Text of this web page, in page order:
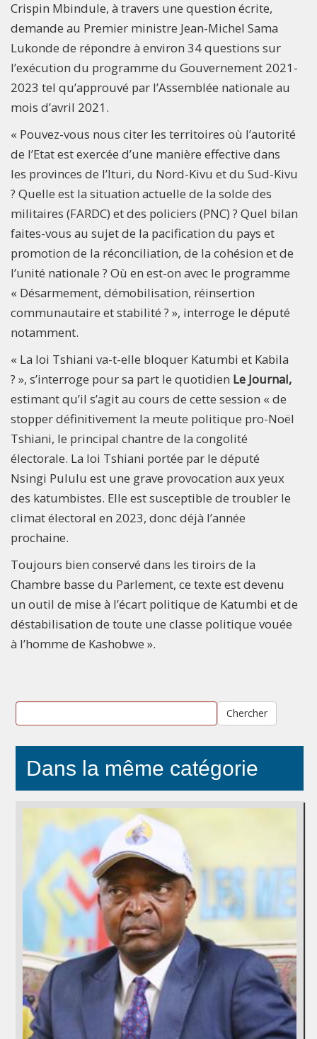
Crispin Mbindule, à travers une question écrite,
demande au Premier ministre Jean-Michel Sama
Lukonde de répondre à environ 34 questions sur
l’exécution du programme du Gouvernement 2021-
2023 tel qu’approuvé par l’Assemblée nationale au
mois d’avril 2021.
« Pouvez-vous nous citer les territoires où l’autorité
de l’Etat est exercée d’une manière effective dans
les provinces de l’Ituri, du Nord-Kivu et du Sud-Kivu
? Quelle est la situation actuelle de la solde des
militaires (FARDC) et des policiers (PNC) ? Quel bilan
faites-vous au sujet de la pacification du pays et
promotion de la réconciliation, de la cohésion et de
l’unité nationale ? Où en est-on avec le programme
« Désarmement, démobilisation, réinsertion
communautaire et stabilité ? », interroge le député
notamment.
« La loi Tshiani va-t-elle bloquer Katumbi et Kabila
? », s’interroge pour sa part le quotidien Le Journal,
estimant qu’il s’agit au cours de cette session « de
stopper définitivement la meute politique pro-Noël
Tshiani, le principal chantre de la congolité
électorale. La loi Tshiani portée par le député
Nsingi Pululu est une grave provocation aux yeux
des katumbistes. Elle est susceptible de troubler le
climat électoral en 2023, donc déjà l’année
prochaine.
Toujours bien conservé dans les tiroirs de la
Chambre basse du Parlement, ce texte est devenu
un outil de mise à l’écart politique de Katumbi et de
déstabilisation de toute une classe politique vouée
à l’homme de Kashobwe ».
Chercher
Dans la même catégorie